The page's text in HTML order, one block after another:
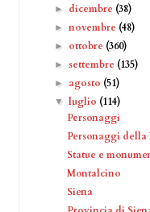
► dicembre (38)
►novembre (48)
► ottobre (360)
► settembre (135)
► agosto (51)
▼luglio (114)
Personaggi
Personaggi della
Statue e
Montalcino
Siena